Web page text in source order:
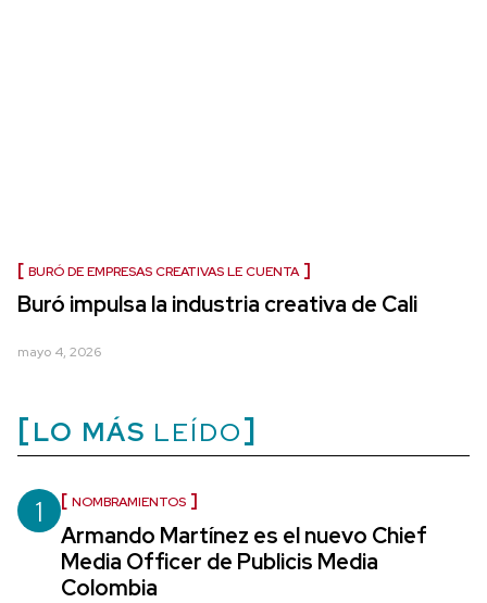
BURÓ DE EMPRESAS CREATIVAS LE CUENTA
Buró impulsa la industria creativa de Cali
mayo 4, 2026
LO MÁS LEÍDO
1 NOMBRAMIENTOS
Armando Martínez es el nuevo Chief
Media Officer de Publicis Media
Colombia